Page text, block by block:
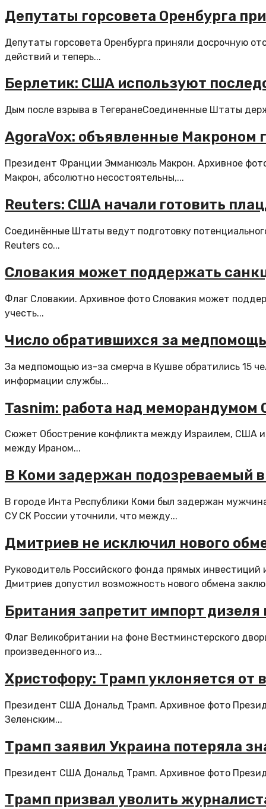
Депутаты горсовета Оренбурга
Депутаты горсовета Оренбурга приняли досрочную
действий и теперь...
Берлетик: США используют
Дым после взрыва в ТегеранеСоединенные Штаты
AgoraVox: объявленные Макроном
Президент Франции Эмманюэль Макрон. Архивное
Макрон, абсолютно несостоятельны,...
Reuters: США начали готовить
Соединённые Штаты ведут подготовку
Reuters со...
Словакия может поддержать
Флаг Словакии. Архивное фото Словакия может
учесть...
Число обратившихся за
За медпомощью из-за смерча в Кушве обратились 15
информации службы...
Tasnim: работа над
Сюжет Обострение конфликта между Израилем, США
между Ираном...
В Коми задержан подозреваемый
В городе Инта Республики Коми был задержан
СУ СК России уточнили, что между...
Дмитриев не исключил нового
Руководитель Российского фонда прямых
Дмитриев допустил возможность нового обмена
Британия запретит импорт
Флаг Великобритании на фоне Вестминстерского
произведенного из...
Христофору: Трамп уклоняется от
Президент США Дональд Трамп. Архивное фото
Зеленским...
Трамп заявил Украина потеряла
Президент США Дональд Трамп. Архивное фото
Трамп призвал уволить